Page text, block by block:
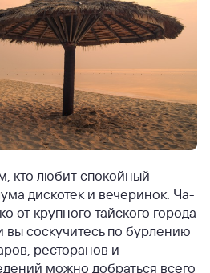
кто любит спокойный
дискотек и вечеринок. Ча-
от крупного тайского города
вы соскучитесь по бурлению
ресторанов и
можно добраться всего